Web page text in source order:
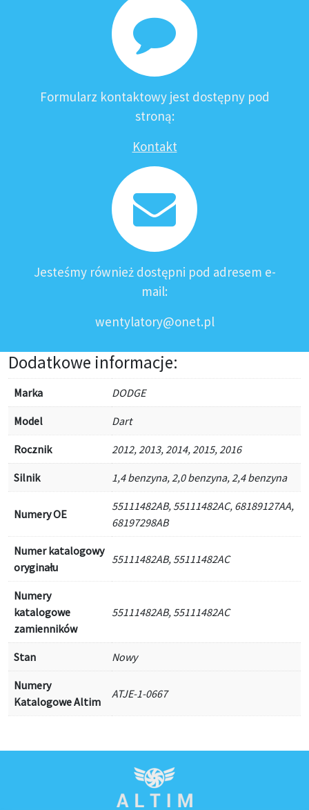
Formularz kontaktowy jest dostępny pod
stroną:
Kontakt
Jesteśmy również dostępni pod adresem e-
mail:
wentylatory@onet.pl
Dodatkowe informacje:
Marka DODGE
Model Dart
Rocznik 2012, 2013, 2014, 2015, 2016
Silnik 1,4 benzyna, 2,0 benzyna, 2,4 benzyna
Numery OE
55111482AB, 55111482AC, 68189127AA,
68197298AB
Numer katalogowy
oryginału
55111482AB, 55111482AC
Numery
katalogowe
zamienników
55111482AB, 55111482AC
Stan Nowy
Numery
Katalogowe Altim
ATJE-1-0667